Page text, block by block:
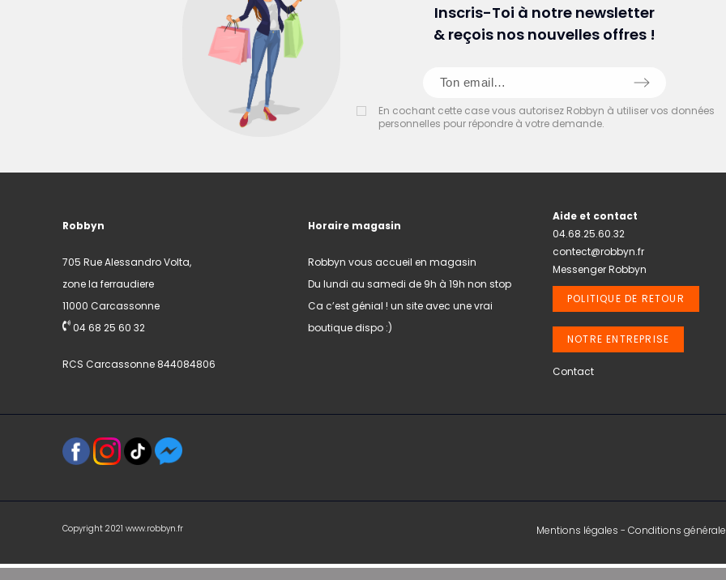
Inscris-Toi à notre newsletter
& reçois nos nouvelles offres !
En cochant cette case vous autorisez Robbyn à utiliser vos données
personnelles pour répondre à votre demande.
Robbyn
705 Rue Alessandro Volta,
zone la ferraudiere
11000 Carcassonne
04 68 25 60 32
RCS Carcassonne 844084806
Horaire magasin
Robbyn vous accueil en magasin
Du lundi au samedi de 9h à 19h non stop
Ca c’est génial ! un site avec une vrai
boutique dispo :)
Aide et contact
04.68.25.60.32
contect@robbyn.fr
Messenger Robbyn
POLITIQUE DE RETOUR
NOTRE ENTREPRISE
Contact
Copyright 2021 www.robbyn.fr Mentions légales - Conditions